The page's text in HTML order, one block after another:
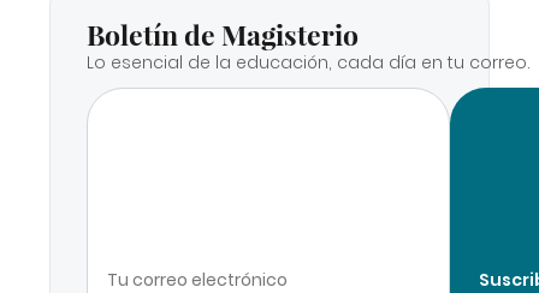
Boletín de Magisterio
Lo esencial de la educación, cada día en tu correo.